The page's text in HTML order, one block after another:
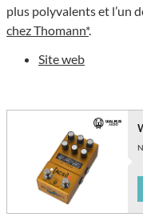
plus polyvalents et l’un
chez Thomann*.
Site web